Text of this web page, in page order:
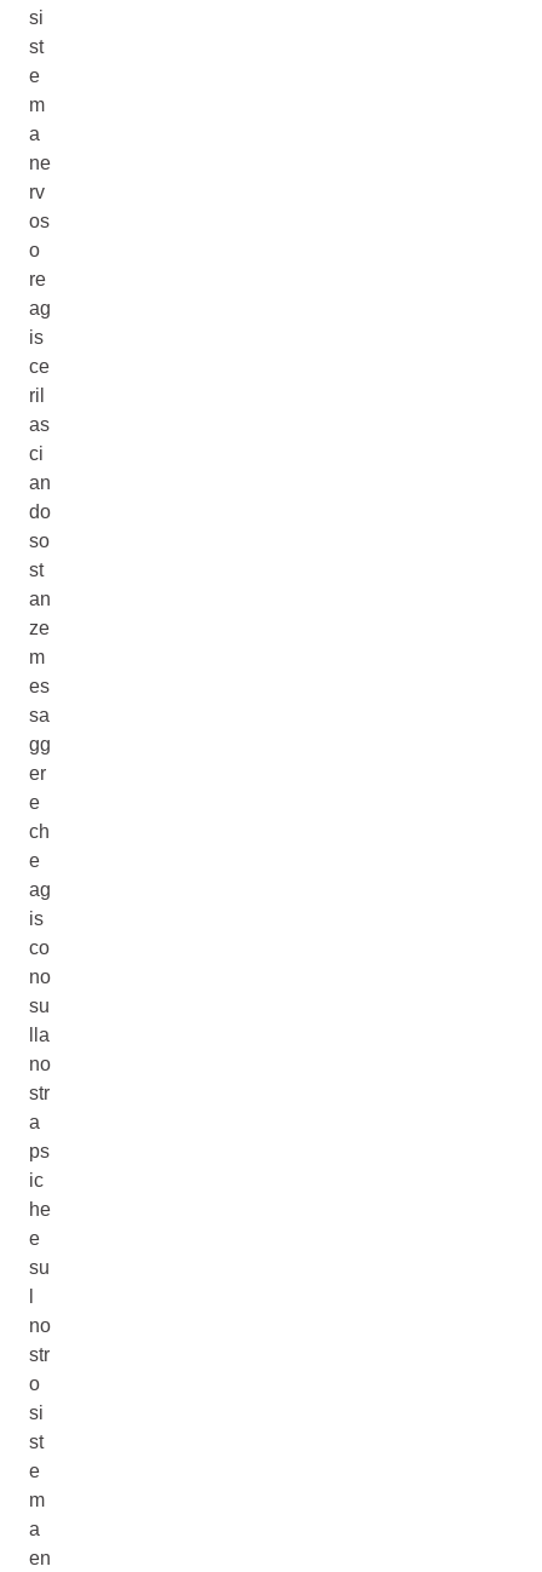
si
st
e
m
a
ne
rv
os
o
re
ag
is
ce
ril
as
ci
an
do
so
st
an
ze
m
es
sa
gg
er
e
ch
e
ag
is
co
no
su
lla
no
str
a
ps
ic
he
e
su
no
str
o
si
st
e
m
a
en